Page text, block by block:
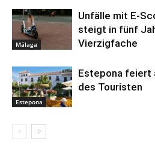
Málaga
Unfälle mit E-
steigt in fünf
Vierzigfache
Estepona
Estepona feiert
des Touristen